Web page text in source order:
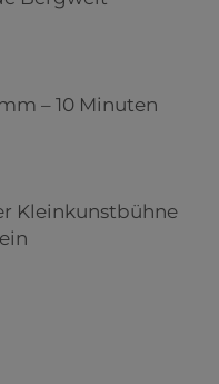
– 10 Minuten
Kleinkunstbühne